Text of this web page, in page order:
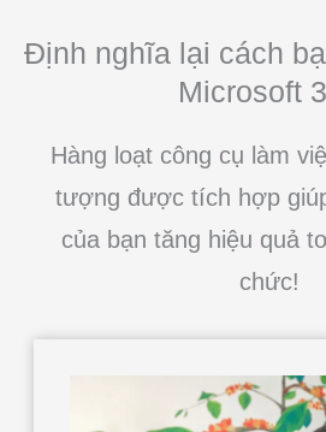
Định nghĩa lại cách
Microsoft
Hàng loạt công cụ làm
tượng được tích hợp
của bạn tăng hiệu quả
chức!